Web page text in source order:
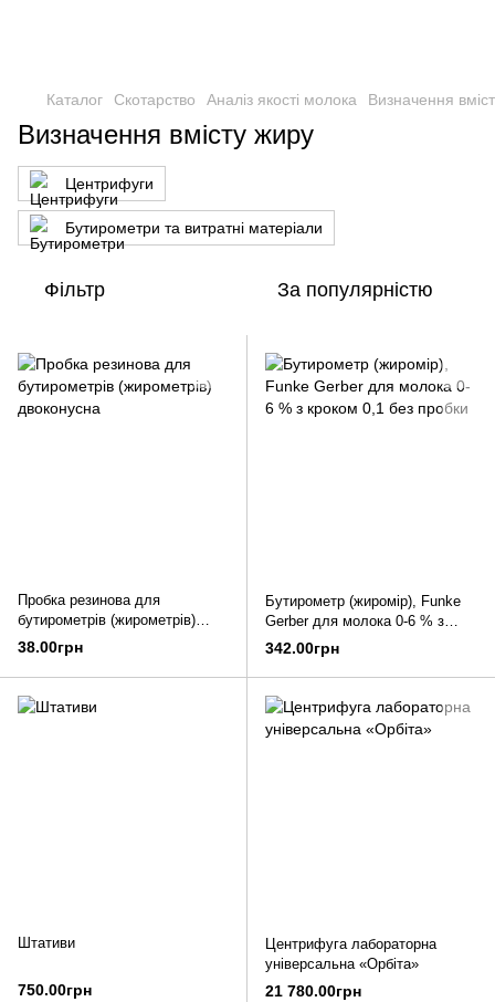
Каталог Скотарство Аналіз якості молока Визначення
Визначення вмісту жиру
Центрифуги
Бутирометри та витратні матеріали
Фільтр За популярністю
Пробка резинова для
бутирометрів (жирометрів)
двоконусна
38.00грн
Бутирометр (жиромір), Funke
Gerber для молока 0-6 % з
кроком 0,1 без пробки
342.00грн
Штативи
750.00грн
Центрифуга лабораторна
універсальна «Орбіта»
21 780.00грн